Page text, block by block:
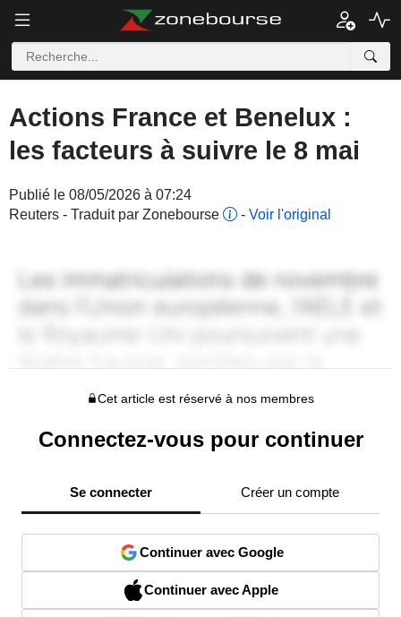
Actions France et Benelux :
les facteurs à suivre le 8 mai
Publié le 08/05/2026 à 07:24
Reuters - Traduit par Zonebourse
- Voir l'original
Cet article est réservé à nos membres
Connectez-vous pour continuer
Se connecter Créer un compte
Continuer avec Google
Continuer avec Apple